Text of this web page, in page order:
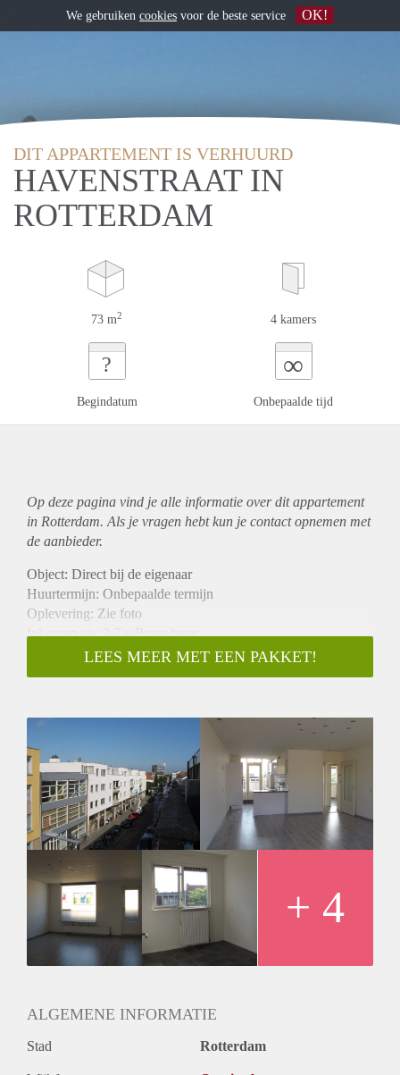
DIT APPARTEMENT IS VERHUURD
HAVENSTRAAT IN
ROTTERDAM
73 m2 4 kamers
?
Begindatum
∞
Onbepaalde tijd
Op deze pagina vind je alle informatie over ditappartement
in Rotterdam. Als je vragen hebt kun je contact opnemen met
de aanbieder.
Object: Direct bij de eigenaar
Huurtermijn: Onbepaalde termijn
Oplevering: Zie foto
Inkomen eis: 2,7 x Bruto huur
Garantiestelling mogelijk: Ja
Borg: 1 Maand
Huisdieren toegestaan: Afhankelijk van de Eigenaar
Huurtoeslag grens: Nee
Geschikt voor studenten: Afhankelijk van de Eigenaar
LEES MEER MET EEN PAKKET!
+ 4
ALGEMENE INFORMATIE
Stad Rotterdam
We gebruiken cookies voor de beste service OK!